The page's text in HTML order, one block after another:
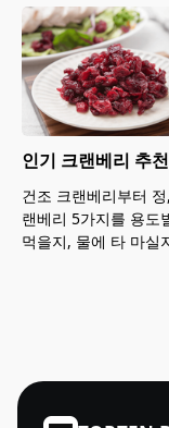
인기 크랜베리 추
건조 크랜베리부터
랜베리 5가지를 용도
먹을지, 물에 타 마실